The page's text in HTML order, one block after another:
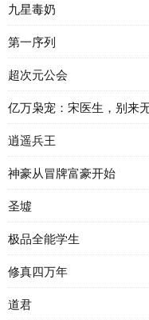
九星毒奶
第一序列
超次元公会
亿万枭宠：宋医生，别来
逍遥兵王
神豪从冒牌富豪开始
圣墟
极品全能学生
修真四万年
道君